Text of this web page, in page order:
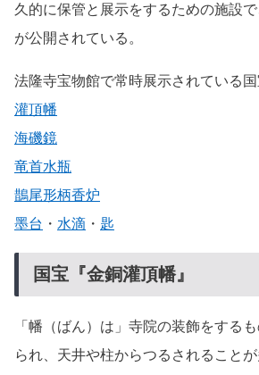
久的に保管と展示をするための施設
が公開されている。
法隆寺宝物館で常時展示されている国
灌頂幡
海磯鏡
竜首水瓶
鵲尾形柄香炉
墨台 ・ 水滴 ・ 匙
国宝『金銅灌頂幡』
「幡（ばん）は」寺院の装飾をする
られ、天井や柱からつるされること